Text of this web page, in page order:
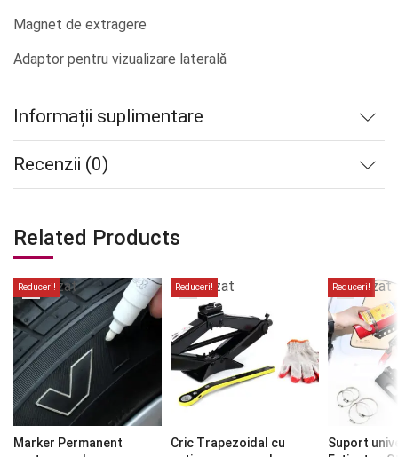
Magnet de extragere
Adaptor pentru vizualizare laterală
Informații suplimentare
Recenzii (0)
Related Products
Reduceri!
epuizat
Marker Permanent
Reduceri!
epuizat
Cric Trapezoidal cu
Reduceri!
epuizat
Suport